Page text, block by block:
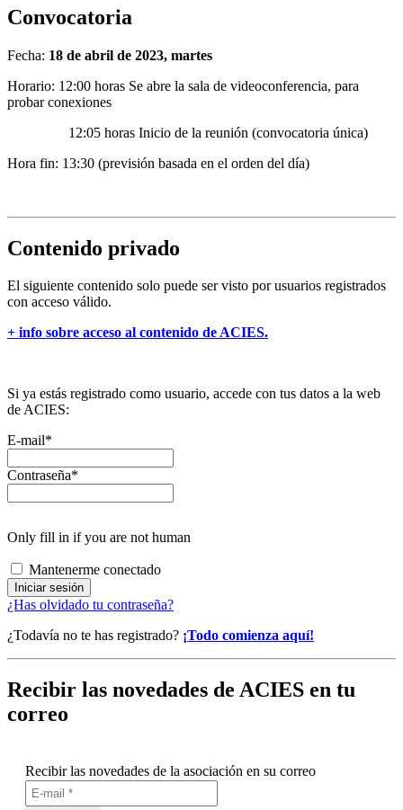
Convocatoria
Fecha: 18 de abril de 2023, martes
Horario: 12:00 horas Se abre la sala de videoconferencia, para
probar conexiones
12:05 horas Inicio de la reunión (convocatoria única)
Hora fin: 13:30 (previsión basada en el orden del día)
Contenido privado
El siguiente contenido solo puede ser visto por usuarios registrados
con acceso válido.
+ info sobre acceso al contenido de ACIES.
Si ya estás registrado como usuario, accede con tus datos a la web
de ACIES:
E-mail*
Contraseña*
Only fill in if you are not human
Mantenerme conectado
¿Has olvidado tu contraseña?
¿Todavía no te has registrado? ¡Todo comienza aquí!
Recibir las novedades de ACIES en tu
correo
Recibir las novedades de la asociación en su correo